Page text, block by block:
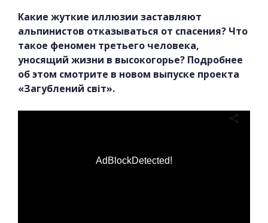
Какие жуткие иллюзии заставляют
альпинистов отказываться от спасения? Что
такое феномен третьего человека,
уносящий жизни в высокогорье? Подробнее
об этом смотрите в новом выпуске проекта
«Загублений світ».
AdBlockDetected!